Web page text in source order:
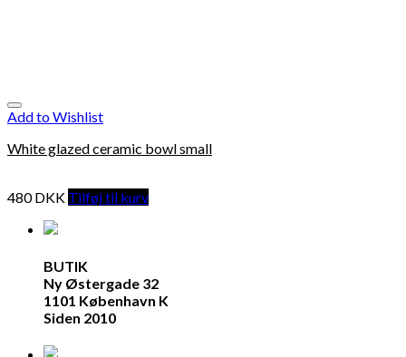
Add to Wishlist
White glazed ceramic bowl small
480DKK Tilføj til kurv
BUTIK
Ny Østergade 32
1101 København K
Siden 2010